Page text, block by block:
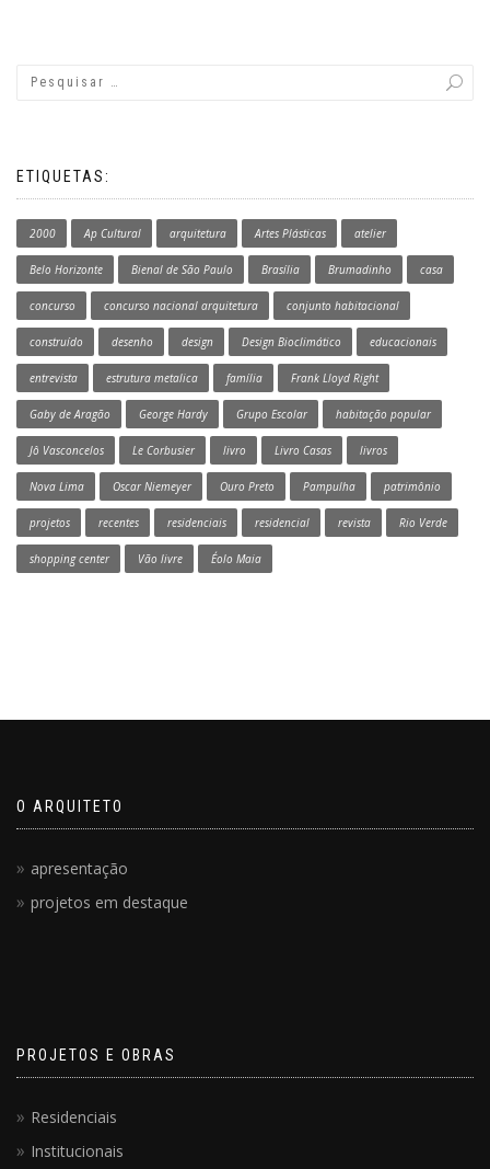
ETIQUETAS:
2000 Ap Cultural arquitetura Artes Plásticas atelier
Belo Horizonte Bienal de São Paulo Brasília Brumadinho casa
concurso concurso nacional arquitetura conjunto habitacional
construído desenho design Design Bioclimático educacionais
entrevista estrutura metalica família Frank Lloyd Right
Gaby de Aragão George Hardy Grupo Escolar habitação popular
Jô Vasconcelos Le Corbusier livro Livro Casas livros
Nova Lima Oscar Niemeyer Ouro Preto Pampulha patrimônio
projetos recentes residenciais residencial revista Rio Verde
shopping center Vão livre Éolo Maia
O ARQUITETO
apresentação
projetos em destaque
PROJETOS E OBRAS
Residenciais
Institucionais